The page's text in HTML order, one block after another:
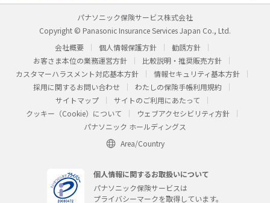
パナソニック保険サービス株式会社
Copyright © Panasonic Insurance Services Japan Co., Ltd.
会社概要
個人情報保護方針
勧誘方針
お客さま本位の業務運営方針
比較説明・推奨販売方針
カスタマーハラスメント対応基本方針
情報セキュリティ基本方針
採用に関するお問い合わせ
わたしの保険手帳利用規約
サイトマップ
サイトのご利用にあたって
クッキー（Cookie）について
ウェブアクセシビリティ方針
パナソニック ホールディングス
Area/Country
個人情報に関するお取扱いについて
パナソニック保険サービスは
プライバシーマークを取得しています。